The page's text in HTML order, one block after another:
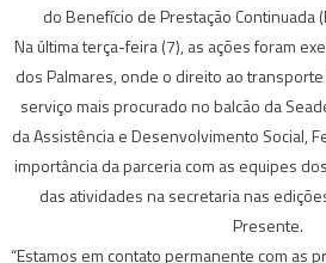
do Benefício de Prestação Continuada
Na última terça-feira (7), as ações foram
dos Palmares, onde o direito ao
serviço mais procurado no balcão da
da Assistência e Desenvolvimento Social,
importância da parceria com as equipes
das atividades na secretaria nas
Presente.
“Estamos em contato permanente com as